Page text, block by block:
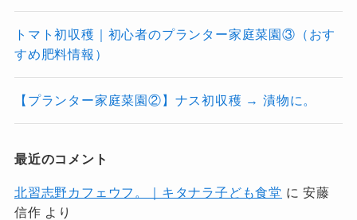
トマト初収穫｜初心者のプランター家庭菜園③（おす
すめ肥料情報）
【プランター家庭菜園②】ナス初収穫 → 漬物に。
最近のコメント
北習志野カフェウフ。｜キタナラ子ども食堂 に安藤
信作 より